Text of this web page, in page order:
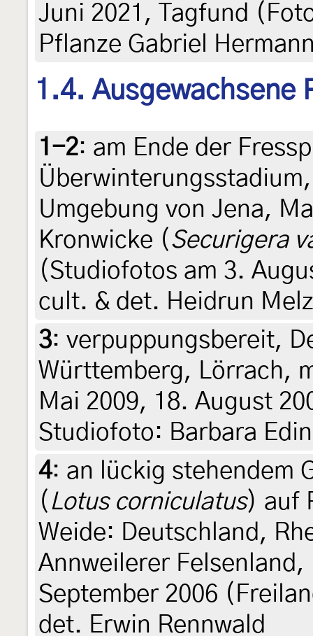
Juni 2021, Tagfund
Pflanze Gabriel
1.4. Ausgewachsene
1-2: am Ende der
Umgebung von Jena,
Kronwicke ( Securigera
(Studiofotos am 3.
cult. & det. Heidrun
3: verpuppungsbereit,
Württemberg, Lörrach,
Mai 2009, 18. August
Studiofoto: Barbara
4: an lückig stehendem
( Lotus corniculatus) auf
Weide: Deutschland,
Annweilerer
September 2006
det. Erwin Rennwald